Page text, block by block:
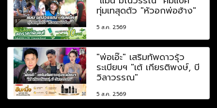
ทุ่มเทสุดตัว "หัวอกพ่อฮ้าง"
5 ส.ค. 2569
"พ่อเอ๊ะ" เสริมทัพดาวรุ้ว
ระเบียบฯ "เต้ เกียรติพงษ์, บี
วิลาวรรณ"
5 ส.ค. 2569